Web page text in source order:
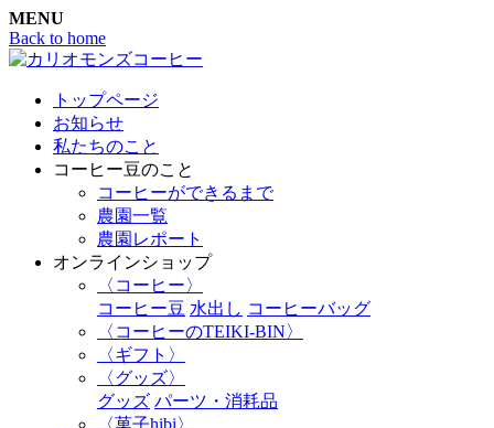
MENU
Back to home
トップページ
お知らせ
私たちのこと
コーヒー豆のこと
コーヒーができるまで
農園一覧
農園レポート
オンラインショップ
〈コーヒー〉
コーヒー豆 水出し コーヒーバッグ
〈コーヒーのTEIKI-BIN〉
〈ギフト〉
〈グッズ〉
グッズ パーツ・消耗品
〈菓子hibi〉